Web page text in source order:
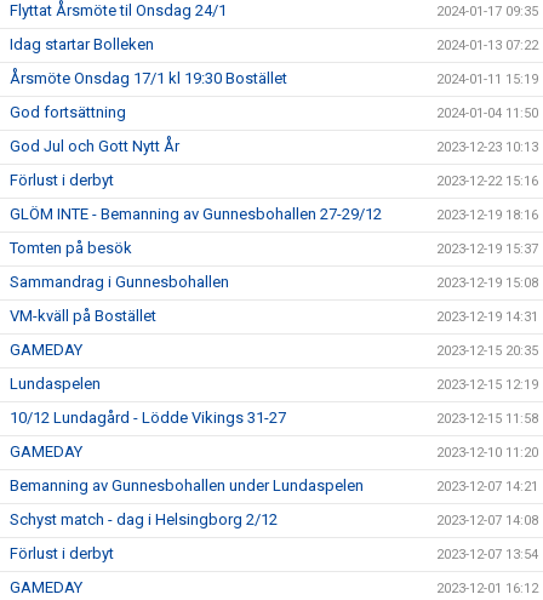
Flyttat Årsmöte til Onsdag 24/1 2024-01-17 09:35
Idag startar Bolleken 2024-01-13 07:22
Årsmöte Onsdag 17/1 kl 19:30 Bostället 2024-01-11 15:19
God fortsättning 2024-01-04 11:50
God Jul och Gott Nytt År 2023-12-23 10:13
Förlust i derbyt 2023-12-22 15:16
GLÖM INTE - Bemanning av Gunnesbohallen 27-29/12 2023-12-19 18:16
Tomten på besök 2023-12-19 15:37
Sammandrag i Gunnesbohallen 2023-12-19 15:08
VM-kväll på Bostället 2023-12-19 14:31
GAMEDAY 2023-12-15 20:35
Lundaspelen 2023-12-15 12:19
10/12 Lundagård - Lödde Vikings 31-27 2023-12-15 11:58
GAMEDAY 2023-12-10 11:20
Bemanning av Gunnesbohallen under Lundaspelen 2023-12-07 14:21
Schyst match - dag i Helsingborg 2/12 2023-12-07 14:08
Förlust i derbyt 2023-12-07 13:54
GAMEDAY 2023-12-01 16:12